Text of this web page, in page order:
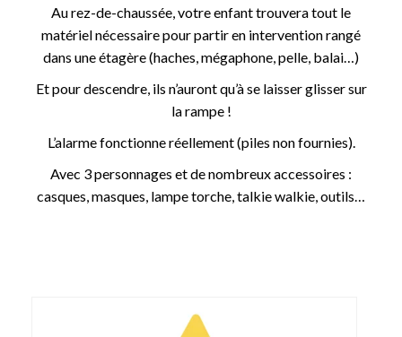
Au rez-de-chaussée, votre enfant trouvera tout le
matériel nécessaire pour partir en intervention rangé
dans une étagère (haches, mégaphone, pelle, balai…)
Et pour descendre, ils n’auront qu’à se laisser glisser sur
la rampe !
L’alarme fonctionne réellement (piles non fournies).
Avec 3 personnages et de nombreux accessoires :
casques, masques, lampe torche, talkie walkie, outils…